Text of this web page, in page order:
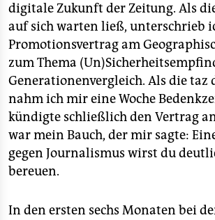
digitale Zukunft der Zeitung. Als
auf sich warten ließ, unterschrieb
Promotionsvertrag am
zum Thema
Generationenvergleich. Als die taz
nahm ich mir eine Woche
kündigte schließlich den Vertrag
war mein Bauch, der mir sagte:
gegen Journalismus wirst du
bereuen.
In den ersten sechs Monaten bei